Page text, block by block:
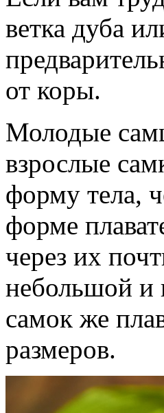
ветка дуба
от коры.
Молодые
взрослые
форму тела,
форме
через их
небольшой и
самок же
размеров.